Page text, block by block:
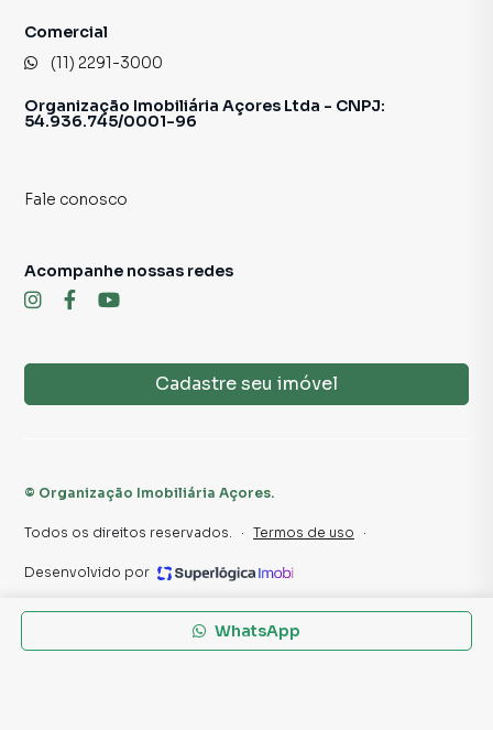
WhatsApp
Comercial
(11) 2291-3000
Organização Imobiliária Açores Ltda - CNPJ:
54.936.745/0001-96
Fale conosco
Cadastre seu imóvel
Acompanhe nossas redes
© Organização Imobiliária Açores.
Todos os direitos reservados. · Termos de uso ·
Desenvolvido por